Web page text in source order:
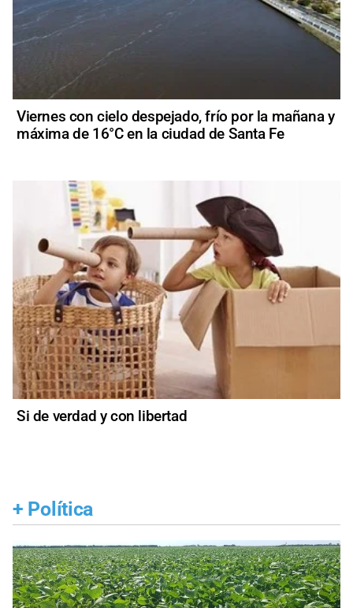
Viernes con cielo despejado, frío por la mañana y
máxima de 16°C en la ciudad de Santa Fe
Si de verdad y con libertad
+ Política